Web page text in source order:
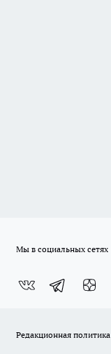
Мы в социальных сетях
Редакционная политика